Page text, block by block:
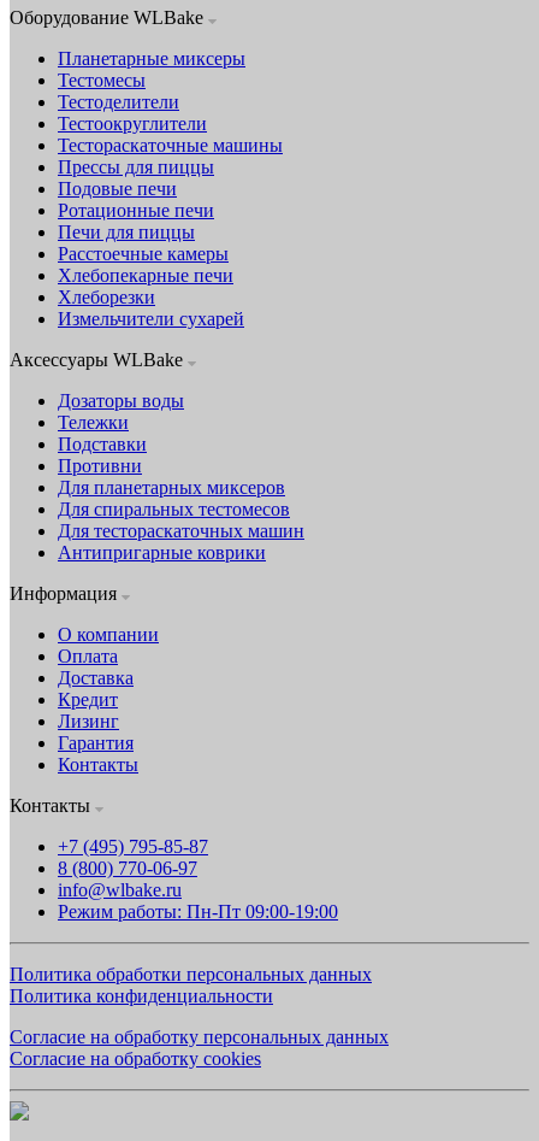
Оборудование WLBake
Планетарные миксеры
Тестомесы
Тестоделители
Тестоокруглители
Тестораскаточные машины
Прессы для пиццы
Подовые печи
Ротационные печи
Печи для пиццы
Расстоечные камеры
Хлебопекарные печи
Хлеборезки
Измельчители сухарей
Аксессуары WLBake
Дозаторы воды
Тележки
Подставки
Противни
Для планетарных миксеров
Для спиральных тестомесов
Для тестораскаточных машин
Антипригарные коврики
Информация
О компании
Оплата
Доставка
Кредит
Лизинг
Гарантия
Контакты
Контакты
+7 (495) 795-85-87
8 (800) 770-06-97
info@wlbake.ru
Режим работы: Пн-Пт 09:00-19:00
Политика обработки персональных данных
Политика конфиденциальности
Согласие на обработку персональных данных
Согласие на обработку cookies